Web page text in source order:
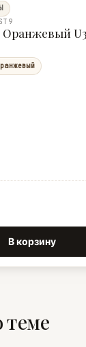
В корзину
теме